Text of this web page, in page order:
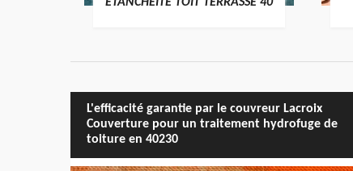
ETANCHÉITÉ TOIT TERRASSE 40
L'efficacité garantie par le couvreur Lacroix
Couverture pour un traitement hydrofuge de
toiture en 40230